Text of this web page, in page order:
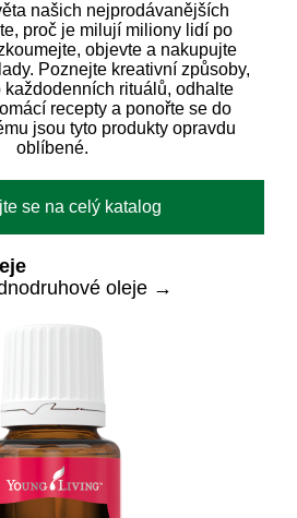
našich nejprodávanějších
proč je milují miliony lidí po
objevte a nakupujte
Poznejte kreativní způsoby,
každodenních rituálů, odhalte
recepty a ponořte se do
jsou tyto produkty opravdu
oblíbené.
se na celý katalog
oleje →